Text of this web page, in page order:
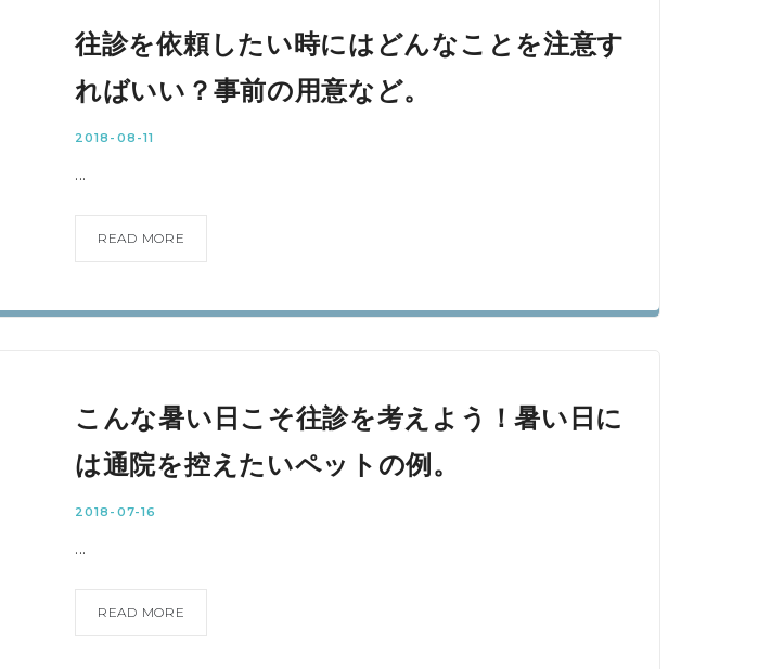
往診を依頼したい時にはどんなことを注意す
ればいい？事前の用意など。
2018-08-11
...
READ MORE
こんな暑い日こそ往診を考えよう！暑い日に
は通院を控えたいペットの例。
2018-07-16
...
READ MORE